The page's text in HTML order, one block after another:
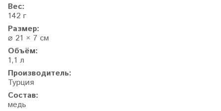
Вес:
142 г
Размер:
⌀ 21 × 7 см
Объём:
1,1 л
Производитель:
Турция
Состав:
медь